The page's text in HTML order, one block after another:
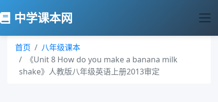
中学课本网
首页
八年级课本
《Unit 8 How do you make a banana milk
shake》人教版八年级英语上册2013审定